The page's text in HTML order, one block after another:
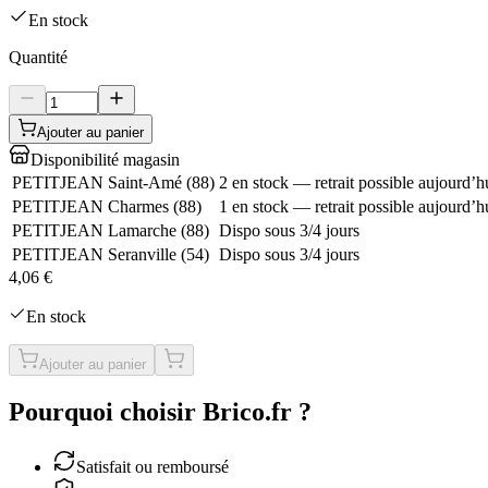
En stock
Quantité
Ajouter au panier
Disponibilité magasin
PETITJEAN Saint-Amé (88) 2 en stock — retrait possible
PETITJEAN Charmes (88)
1 en stock — retrait possible
PETITJEAN Lamarche (88) Dispo sous 3/4 jours
PETITJEAN Seranville (54) Dispo sous 3/4 jours
4,06 €
En stock
Ajouter au panier
Pourquoi choisir Brico.fr ?
Satisfait ou remboursé